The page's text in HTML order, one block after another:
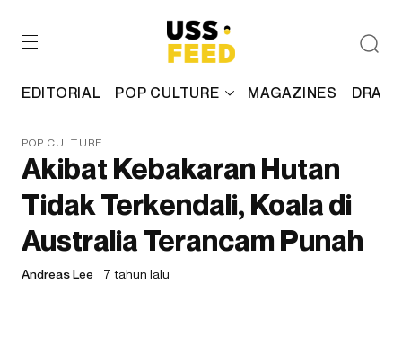
EDITORIAL POP CULTURE MAGAZINES
POP CULTURE
Akibat Kebakaran Hutan
Tidak Terkendali, Koala di
Australia Terancam Punah
Andreas Lee 7 tahun lalu